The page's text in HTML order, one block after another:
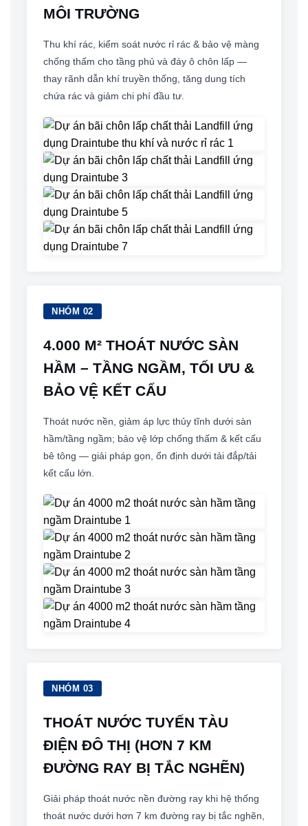
MÔI TRƯỜNG
Thu khí rác, kiểm soát nước rỉ rác & bảo vệ màng
chống thấm cho tầng phủ và đáy ô chôn lấp —
thay rãnh dẫn khí truyền thống, tăng dung tích
chứa rác và giảm chi phí đầu tư.
NHÓM 02
4.000 M² THOÁT NƯỚC SÀN
HẦM – TẦNG NGẦM, TỐI ƯU &
BẢO VỆ KẾT CẤU
Thoát nước nền, giảm áp lực thủy tĩnh dưới sàn
hầm/tầng ngầm; bảo vệ lớp chống thấm & kết cấu
bê tông — giải pháp gọn, ổn định dưới tải đắp/tải
kết cấu lớn.
NHÓM 03
THOÁT NƯỚC TUYẾN TÀU
ĐIỆN ĐÔ THỊ (HƠN 7 KM
ĐƯỜNG RAY BỊ TẮC NGHẼN)
Giải pháp thoát nước nền đường ray khi hệ thống
thoát nước dưới hơn 7 km đường ray bị tắc nghẽn,